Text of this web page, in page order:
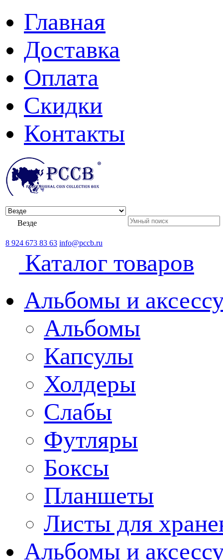
Главная
Доставка
Оплата
Скидки
Контакты
Везде
8 924 673 83 63 info@pccb.ru
Каталог товаров
Альбомы и
Альбомы
Капсулы
Холдеры
Слабы
Футляры
Боксы
Планшеты
Листы для
Альбомы и